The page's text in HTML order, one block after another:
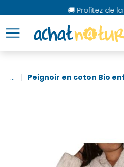
🚚 Profitez de
... Peignoir en coton Bio